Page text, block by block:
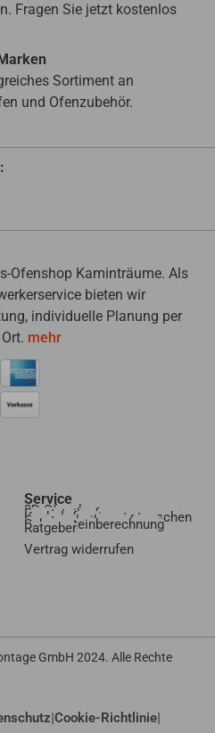
Fragen Sie jetzt kostenlos
Sortiment an
und Ofenzubehör.
Ofenshop Kaminträume. Als
bieten wir
individuelle Planung per
mehr
Service
3D Ofenplanung
Ersatzteilanfrage
Kachelofeneinsatz tauschen
Ersatzscheibenanfrage
Schornsteinberechnung
Ratgeber
Vertrag widerrufen​
GmbH 2024. Alle Rechte
|Cookie-Richtlinie|